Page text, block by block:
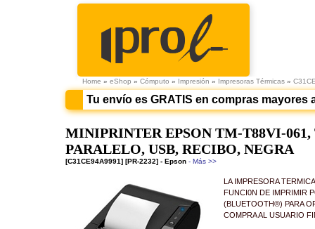
Home » eShop » Cómputo » Impresión » Impresoras Térmicas »
Tu envío es GRATIS en compras mayores
MINIPRINTER EPSON TM-T88VI-
PARALELO, USB, RECIBO, NEGRA
[C31CE94A9991] [PR-2232] - Epson- Más >>
LA IMPRESORA
FUNCI0N DE IMPRIMIR
(BLUETOOTH®) PARA
COMPRA AL USUARIO